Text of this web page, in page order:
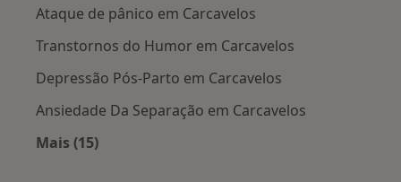
Ataque de pânico em Carcavelos
Transtornos do Humor em Carcavelos
Depressão Pós-Parto em Carcavelos
Ansiedade Da Separação em Carcavelos
Mais (15)